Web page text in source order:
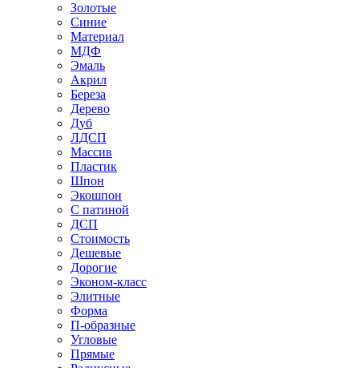
Золотые
Синие
Материал
МДФ
Эмаль
Акрил
Береза
Дерево
Дуб
ЛДСП
Массив
Пластик
Шпон
Экошпон
С патиной
ДСП
Стоимость
Дешевые
Дорогие
Эконом-класс
Элитные
Форма
П-образные
Угловые
Прямые